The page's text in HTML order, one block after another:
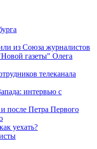
из Союза журналистов
газеты" Олега
телеканала
интервью с
после Петра Первого
уехать?